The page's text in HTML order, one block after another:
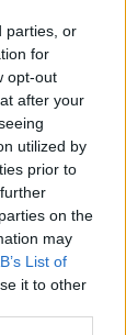
parties, or
for
opt-out
after your
utilized by
prior to
on the
may
List of
it to other
Ματ
ο
η Αν
ο Τομ
θεά